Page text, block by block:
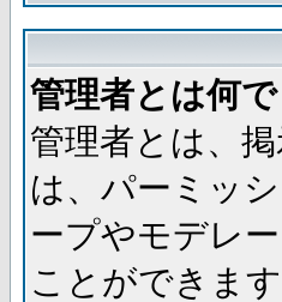
管理者とは何
管理者とは、
は、パーミッ
ープやモデレ
ことができま